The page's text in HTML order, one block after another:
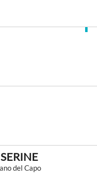
del Capo